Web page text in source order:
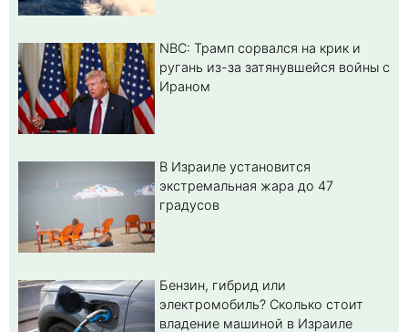
NBC: Трамп сорвался на крик и
ругань из-за затянувшейся войны с
Ираном
В Израиле установится
экстремальная жара до 47
градусов
Бензин, гибрид или
электромобиль? Cколько стоит
владение машиной в Израиле